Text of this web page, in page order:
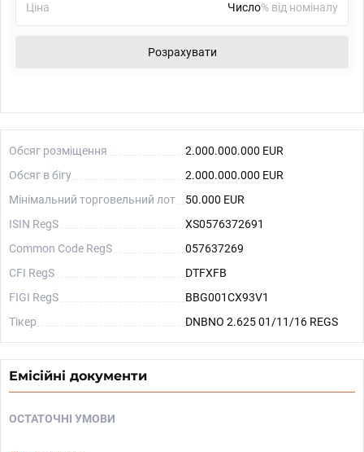
Ціна % від номіналу
Розрахувати
Обсяг розміщення
2.000.000.000 EUR
Обсяг в бігу
2.000.000.000 EUR
Мінімальний торговельний лот
50.000 EUR
ISIN RegS
XS0576372691
Common Code RegS
057637269
CFI RegS
DTFXFB
FIGI RegS
BBG001CX93V1
Тікер
DNBNO 2.625 01/11/16 REGS
Емісійні документи
ОСТАТОЧНІ УМОВИ